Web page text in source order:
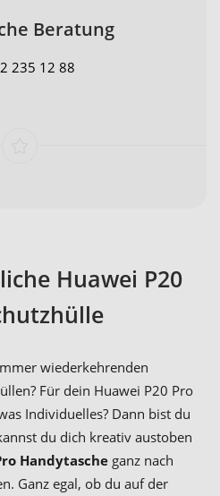
Beratung
235 12 88
Huawei P20
wiederkehrenden
Für dein Huawei P20 Pro
Individuelles? Dann bist du
du dich kreativ austoben
Handytasche ganz nach
Ganz egal, ob du auf der